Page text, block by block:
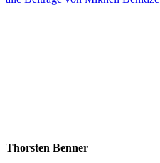
Thorsten Benner